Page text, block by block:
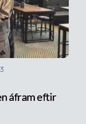
áfram eftir